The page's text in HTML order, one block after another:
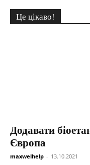
Це цікаво!
Додавати
Європа
maxwelhelp - 13.10.2021